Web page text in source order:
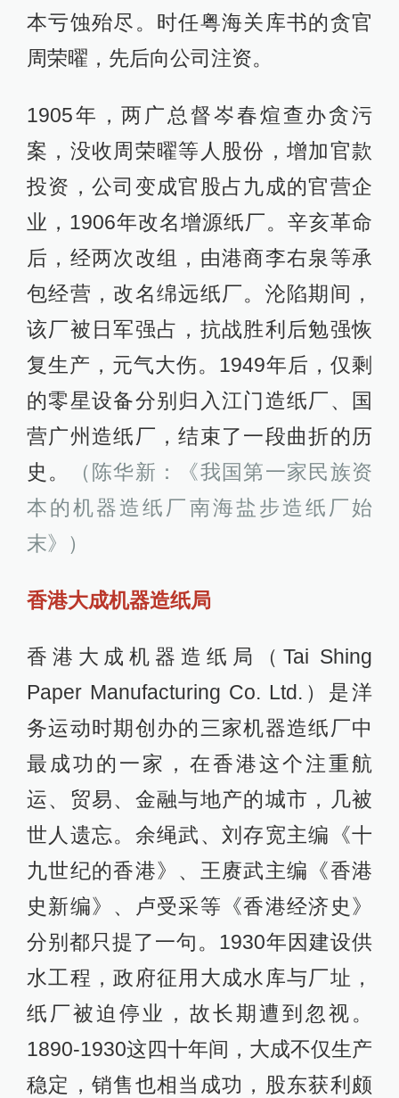
本亏蚀殆尽。时任粤海关库书的贪官
周荣曜，先后向公司注资。
1905年，两广总督岑春煊查办贪污
案，没收周荣曜等人股份，增加官款
投资，公司变成官股占九成的官营企
业，1906年改名增源纸厂。辛亥革命
后，经两次改组，由港商李右泉等承
包经营，改名绵远纸厂。沦陷期间，
该厂被日军强占，抗战胜利后勉强恢
复生产，元气大伤。1949年后，仅剩
的零星设备分别归入江门造纸厂、国
营广州造纸厂，结束了一段曲折的历
史。
（陈华新：《我国第一家民族资
本的机器造纸厂南海盐步造纸厂始
末》）
香港大成机器造纸局
香港大成机器造纸局（Tai Shing
Paper Manufacturing Co. Ltd.）是洋
务运动时期创办的三家机器造纸厂中
最成功的一家，在香港这个注重航
运、贸易、金融与地产的城市，几被
世人遗忘。余绳武、刘存宽主编《十
九世纪的香港》、王赓武主编《香港
史新编》、卢受采等《香港经济史》
分别都只提了一句。1930年因建设供
水工程，政府征用大成水库与厂址，
纸厂被迫停业，故长期遭到忽视。
1890-1930这四十年间，大成不仅生产
稳定，销售也相当成功，股东获利颇